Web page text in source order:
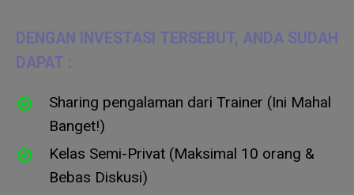
DENGAN INVESTASI TERSEBUT, ANDA SUDAH
DAPAT : ​
Sharing pengalaman dari Trainer (Ini Mahal
Banget!)
Kelas Semi-Privat (Maksimal 10 orang &
Bebas Diskusi)